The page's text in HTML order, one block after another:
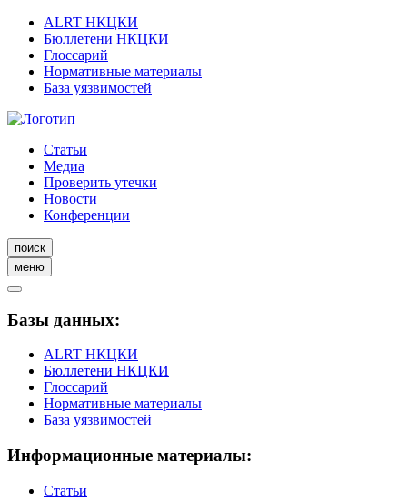
ALRT НКЦКИ
Бюллетени НКЦКИ
Глоссарий
Нормативные материалы
База уязвимостей
Статьи
Медиа
Проверить утечки
Новости
Конференции
поиск
меню
Базы данных:
ALRT НКЦКИ
Бюллетени НКЦКИ
Глоссарий
Нормативные материалы
База уязвимостей
Информационные материалы:
Статьи